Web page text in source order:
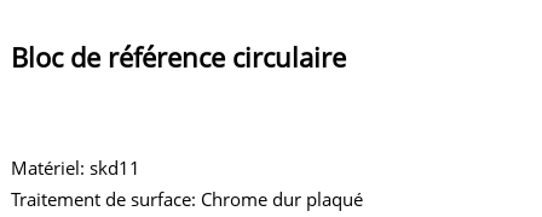
Bloc de référence circulaire
Matériel: skd11
Traitement de surface: Chrome dur plaqué